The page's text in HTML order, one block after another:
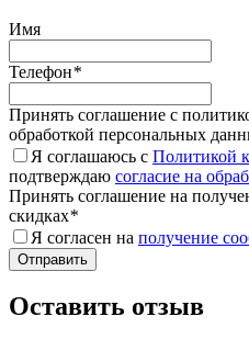
Имя
Телефон*
Принять соглашение с
обработкой персональных
Я соглашаюсь с Политикой
подтверждаю согласие на
Принять соглашение на
скидках*
Я согласен на получение
Оставить отзыв